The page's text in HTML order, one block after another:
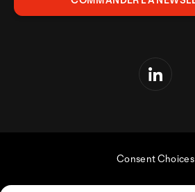
Consent Choices